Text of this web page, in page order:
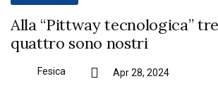
Alla “Pittway tecnologica”
quattro sono nostri
Fesica Apr 28, 2024